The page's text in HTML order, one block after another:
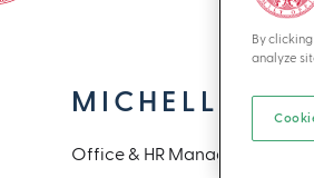
MICHELLE EL
Office & HR Manager
By
analyze